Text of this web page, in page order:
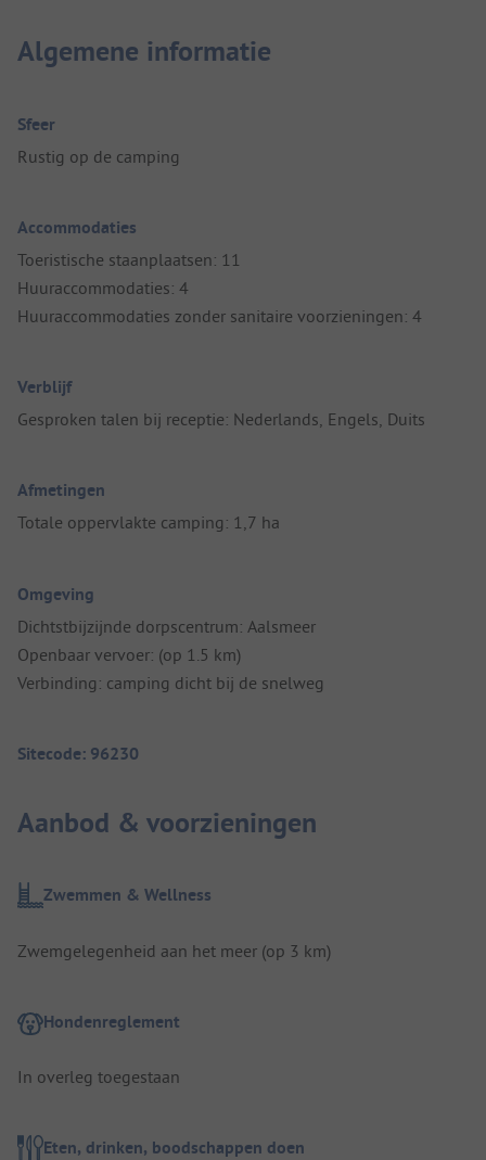
Algemene informatie
Sfeer
Rustig op de camping
Accommodaties
Toeristische staanplaatsen: 11
Huuraccommodaties: 4
Huuraccommodaties zonder sanitaire voorzieningen: 4
Verblijf
Gesproken talen bij receptie: Nederlands, Engels, Duits
Afmetingen
Totale oppervlakte camping: 1,7 ha
Omgeving
Dichtstbijzijnde dorpscentrum: Aalsmeer
Openbaar vervoer: (op 1.5 km)
Verbinding: camping dicht bij de snelweg
Sitecode: 96230
Aanbod & voorzieningen
Zwemmen & Wellness
Zwemgelegenheid aan het meer (op 3 km)
Hondenreglement
In overleg toegestaan
Eten, drinken, boodschappen doen